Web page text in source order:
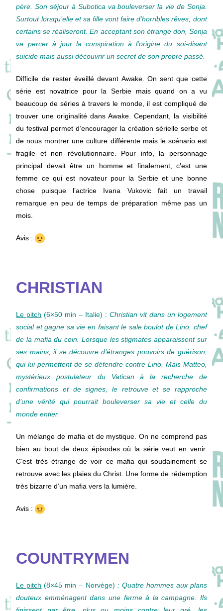
père. Son séjour à Subotica va bouleverser la vie de Sonja.
Surtout lorsqu’elle et sa fille vont faire d’horribles rêves, dont
certains se réaliseront. En acceptant son étrange don, Sonja
va percer à jour la conspiration à l’origine du soi-disant
suicide mais aussi découvrir un secret de son propre passé.
Difficile de rester éveillé devant Awake. On sent que cette
série est novatrice pour la Serbie mais quand on a vu
beaucoup de séries à travers le monde, il est compliqué de
trouver une originalité dans Awake. Cependant, la visibilité
du festival permet d’encourager la création sérielle serbe et
de nous montrer une culture différente mais le scénario est
fragile et non révolutionnaire. Pour info, la personnage
principal devait être un homme et finalement, c’est une
femme ce qui est novateur pour la Serbie et une bonne
chose puisque l’actrice Ivana Vukovic fait un travail
remarque en peu de temps de préparation même pas un
mois.
Avis :
CHRISTIAN
Le pitch (6×50 min – Italie) : Christian vit dans un logement
social et gagne sa vie en faisant le sale boulot de Lino, chef
de la mafia du coin. Lorsque les stigmates apparaissent sur
ses mains, il se découvre d’étranges pouvoirs de guérison,
qui lui permettent de se défendre contre Lino. Mais Matteo,
mystérieux postulateur du Vatican à la recherche de
confirmations et de signes, le retrouve et se rapproche
d’une vérité qui pourrait bouleverser sa vie et celle du
monde entier.
Un mélange de mafia et de mystique. On ne comprend pas
bien au bout de deux épisodes où la série veut en venir.
C’est très étrange de voir ce mafia qui soudainement se
retrouve avec les plaies du Christ. Une forme de rédemption
très bizarre d’un mafia vers la lumière.
Avis :
COUNTRYMEN
Le pitch (8×45 min – Norvège) : Quatre hommes aux plans
douteux emménagent dans une ferme à la campagne. Ils